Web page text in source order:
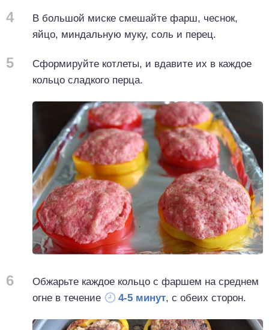
4
В большой миске смешайте фарш, чеснок,
яйцо, миндальную муку, соль и перец.
5
Сформируйте котлеты, и вдавите их в каждое
кольцо сладкого перца.
6
Обжарьте каждое кольцо с фаршем на среднем
огне в течение
4-5 минут, с обеих сторон.